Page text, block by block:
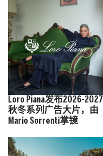
Loro Piana发布2026-2027
秋冬系列广告大片，由
Mario Sorrenti掌镜